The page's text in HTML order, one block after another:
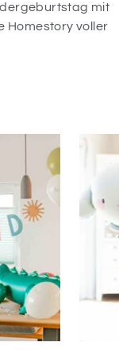
mit
Homestory voller